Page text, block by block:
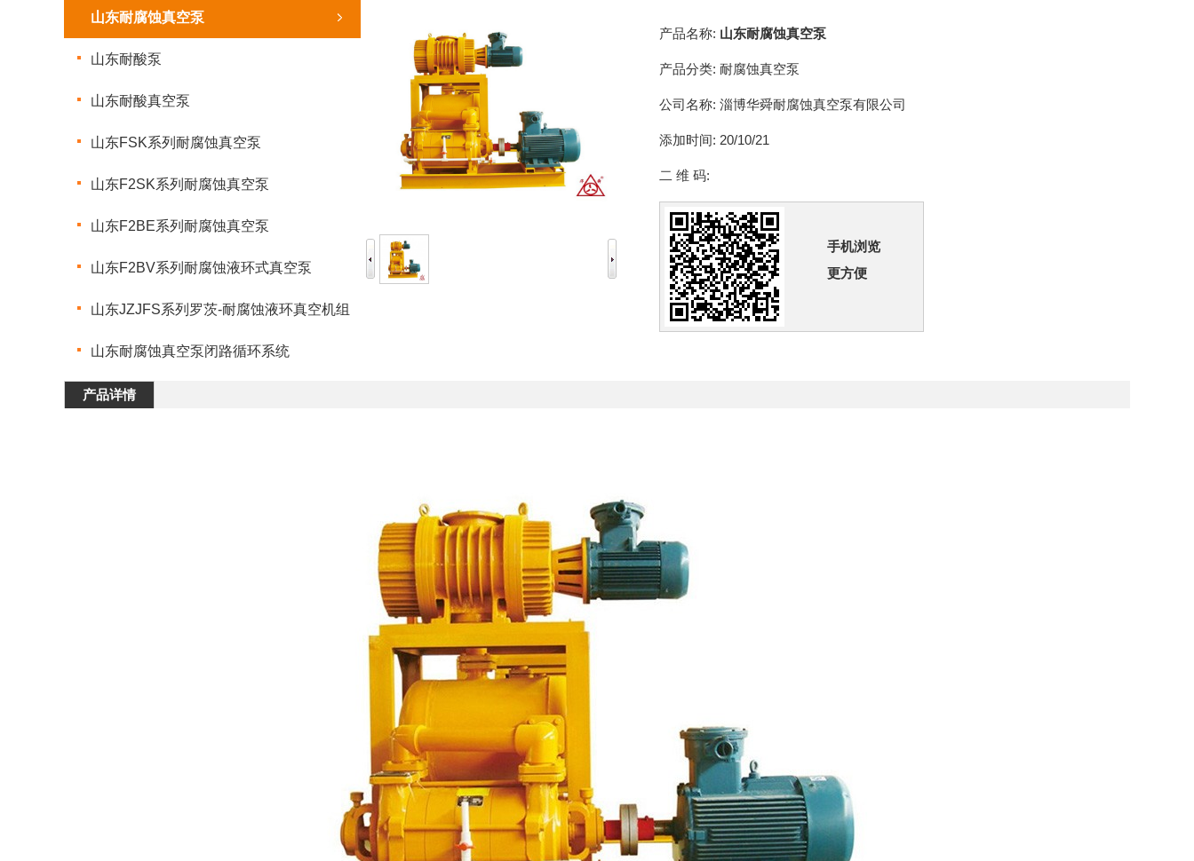
山东耐腐蚀真空泵
山东耐酸泵
山东耐酸真空泵
山东FSK系列耐腐蚀真空泵
山东F2SK系列耐腐蚀真空泵
山东F2BE系列耐腐蚀真空泵
山东F2BV系列耐腐蚀液环式真空泵
山东JZJFS系列罗茨-耐腐蚀液环真空机组
山东耐腐蚀真空泵闭路循环系统
产品名称: 山东耐腐蚀真空泵
产品分类: 耐腐蚀真空泵
公司名称: 淄博华舜耐腐蚀真空泵有限公司
添加时间: 20/10/21
二 维 码:
手机浏览
更方便
产品详情